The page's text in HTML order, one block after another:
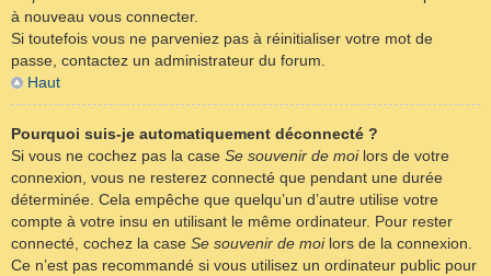
à nouveau vous connecter.
Si toutefois vous ne parveniez pas à réinitialiser votre mot de
passe, contactez un administrateur du forum.
Haut
Pourquoi suis-je automatiquement déconnecté ?
Si vous ne cochez pas la case Se souvenir de moilors de votre
connexion, vous ne resterez connecté que pendant une durée
déterminée. Cela empêche que quelqu’un d’autre utilise votre
compte à votre insu en utilisant le même ordinateur. Pour rester
connecté, cochez la case Se souvenir de moilors de la connexion.
Ce n’est pas recommandé si vous utilisez un ordinateur public pour